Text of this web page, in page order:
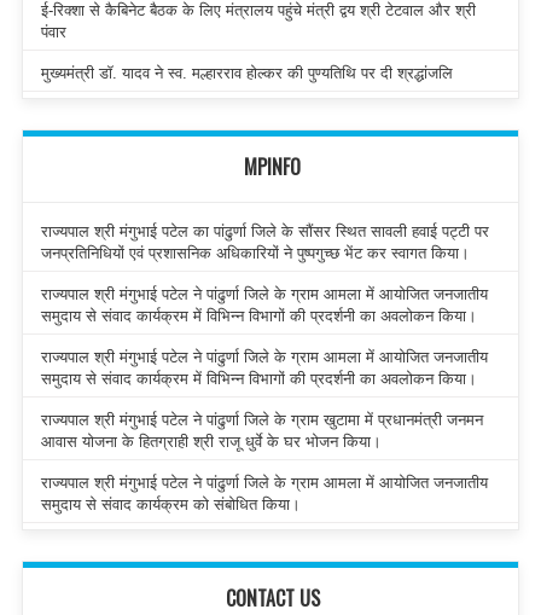
ई-रिक्शा से कैबिनेट बैठक के लिए मंत्रालय पहुंचे मंत्री द्वय श्री टेटवाल और श्री
पंवार
मुख्यमंत्री डॉ. यादव ने स्व. मल्हारराव होल्कर की पुण्यतिथि पर दी श्रद्धांजलि
MPINFO
राज्यपाल श्री मंगुभाई पटेल का पांढुर्णा जिले के सौंसर स्थित सावली हवाई पट्टी पर
जनप्रतिनिधियों एवं प्रशासनिक अधिकारियों ने पुष्पगुच्छ भेंट कर स्वागत किया।
राज्यपाल श्री मंगुभाई पटेल ने पांढुर्णा जिले के ग्राम आमला में आयोजित जनजातीय
समुदाय से संवाद कार्यक्रम में विभिन्न विभागों की प्रदर्शनी का अवलोकन किया।
राज्यपाल श्री मंगुभाई पटेल ने पांढुर्णा जिले के ग्राम आमला में आयोजित जनजातीय
समुदाय से संवाद कार्यक्रम में विभिन्न विभागों की प्रदर्शनी का अवलोकन किया।
राज्यपाल श्री मंगुभाई पटेल ने पांढुर्णा जिले के ग्राम खुटामा में प्रधानमंत्री जनमन
आवास योजना के हितग्राही श्री राजू धुर्वे के घर भोजन किया।
राज्यपाल श्री मंगुभाई पटेल ने पांढुर्णा जिले के ग्राम आमला में आयोजित जनजातीय
समुदाय से संवाद कार्यक्रम को संबोधित किया।
CONTACT US